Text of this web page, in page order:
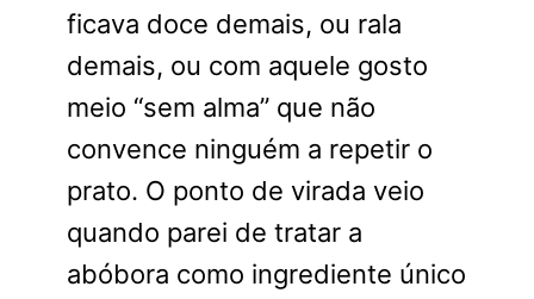
ficava doce demais, ou rala
demais, ou com aquele gosto
meio “sem alma” que não
convence ninguém a repetir o
prato. O ponto de virada veio
quando parei de tratar a
abóbora como ingrediente único